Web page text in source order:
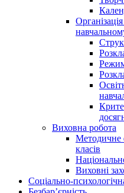
Виховна робота
Методичне
класів
Виховні
Соціально-